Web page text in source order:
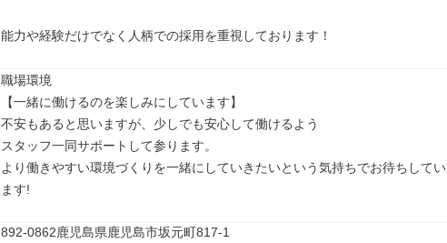
能力や経験だけでなく人柄での採用を重視しております！
職場環境
【一緒に働けるのを楽しみにしています】
不安もあると思いますが、少しでも安心して働けるよう
スタッフ一同サポートして参ります。
より働きやすい環境づくりを一緒にしていきたいという気持ちでお待ちしてい
ます!
892-0862鹿児島県鹿児島市坂元町817-1